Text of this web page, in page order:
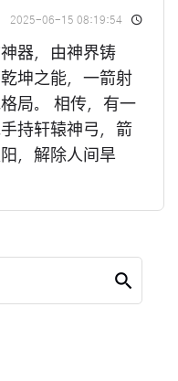
2025-06-15 08:19:54
器，由神界铸
坤之能，一箭射
局。 相传，有一
持轩辕神弓，箭
，解除人间旱